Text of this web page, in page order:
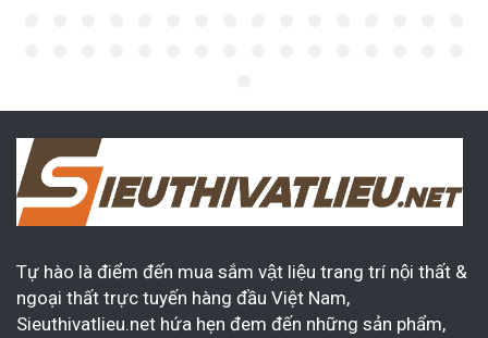
Tự hào là điểm đến mua sắm vật liệu trang trí nội thất &
ngoại thất trực tuyến hàng đầu Việt Nam,
Sieuthivatlieu.net hứa hẹn đem đến những sản phẩm,